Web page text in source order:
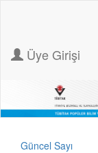
Üye Girişi
Güncel Sayı